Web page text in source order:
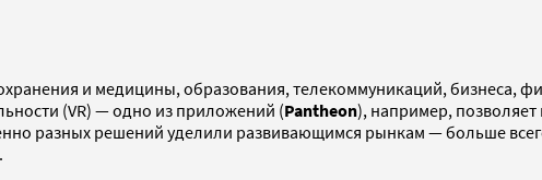
и медицины, образования, телекоммуникаций, бизнеса,
(VR) — одно из приложений (Pantheon), например, позволяет
разных решений уделили развивающимся рынкам — больше